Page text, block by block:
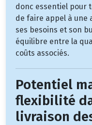
donc essentiel pour
de faire appel à une
ses besoins et son
équilibre entre la
coûts associés.
Potentiel
flexibilité
livraison